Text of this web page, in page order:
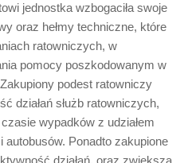
jednostka wzbogaciła swoje
oraz hełmy techniczne, które
ratowniczych, w
pomocy poszkodowanym w
podest ratowniczy
działań służb ratowniczych,
wypadków z udziałem
Ponadto zakupione
działań, oraz zwiększą